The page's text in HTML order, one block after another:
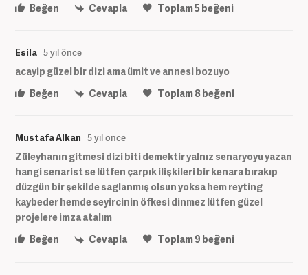
Beğen
Cevapla Toplam5beğeni
Esila 5 yıl önce
acayip güzel bir dizi ama ümit ve annesi bozuyo
Beğen
Cevapla Toplam8beğeni
Mustafa Alkan 5 yıl önce
Züleyhanın gitmesi dizi biti demektir yalnız senaryoyu yazan
hangi senarist se lütfen çarpık ilişkileri bir kenara bırakıp
düzgün bir şekilde saglanmış olsun yoksa hem reyting
kaybeder hemde seyircinin öfkesi dinmez lütfen güzel
projelere imza atalım
Beğen
Cevapla Toplam9 beğeni